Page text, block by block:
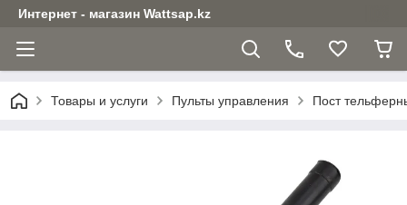
Интернет - магазин Wattsap.kz
Товары и услуги Пульты управления Пост